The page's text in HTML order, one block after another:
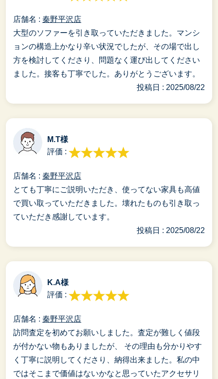
店舗名 : 秦野平沢店
大型のソファーを引き取っていただきました。マンシ
ョンの構造上かなり辛い状況でしたが、その場で出し
方を検討してくださり、問題なく運び出してください
ました。接客も丁寧でした。ありがとうございます。
投稿日 : 2025/08/22
M.T様
評価 :
店舗名 : 秦野平沢店
とても丁寧にご説明いただき、使ってない家具も高値
で買い取っていただきました。壊れたものも引き取っ
ていただき感謝しています。
投稿日 : 2025/08/22
K.A様
評価 :
店舗名 : 秦野平沢店
訪問査定を初めてお願いしました。査定が難しく値段
が付かない物もありましたが、 その理由も分かりやす
く丁寧に説明してくださり、納得出来ました。私の中
ではそこまで価値はないかなと思っていたアクセサリ